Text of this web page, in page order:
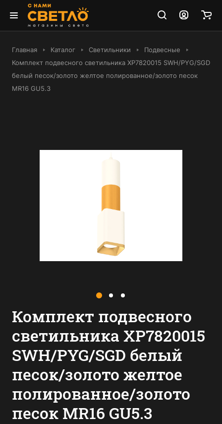
Главная Каталог Светильники
Подвесные
Комплект подвесного светильника XP7820015 SWH/PYG/SGD
белый песок/золото желтое полированное/золото песок
MR16 GU5.3
Комплект подвесного
светильника XP7820015
SWH/PYG/SGD белый
песок/золото желтое
полированное/золото
песок MR16 GU5.3